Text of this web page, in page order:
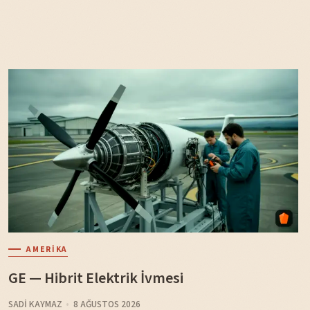
AMERIKA
GE — Hibrit Elektrik İvmesi
SADI KAYMAZ 8 AĞUSTOS 2026